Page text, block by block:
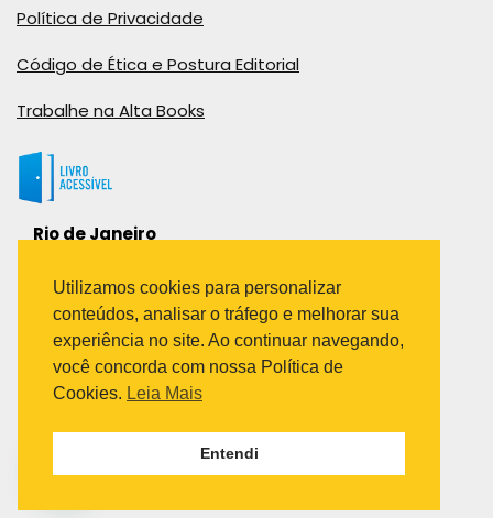
Política de Privacidade
Código de Ética e Postura Editorial
Trabalhe na Alta Books
Rio de Janeiro
Bairro Industrial do Jacaré
Rio de Janeiro – RJ – CEP: 20970-031
Telefone:
(21) 3278-8069
(21) 3995-7512
Avenida Paulista 1636 / sala 1407
Utilizamos cookies para personalizar
conteúdos, analisar o tráfego e melhorar sua
experiência no site. Ao continuar navegando,
você concorda com nossa Política de
Cookies. Leia Mais
Entendi